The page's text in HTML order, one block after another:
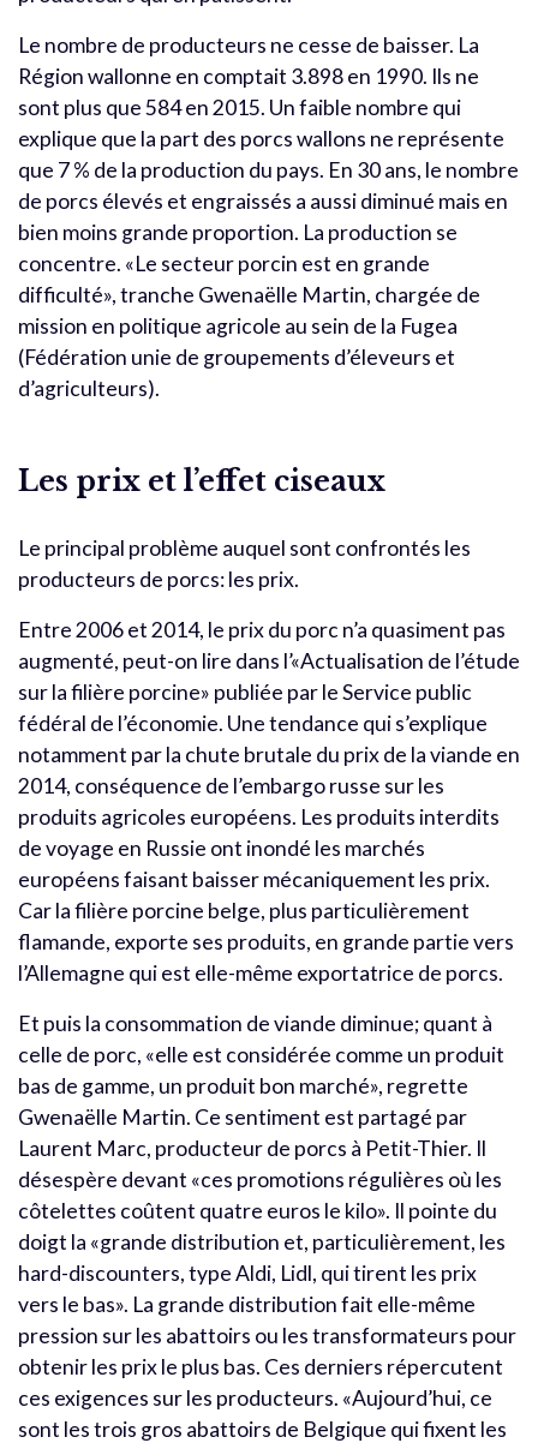
Le nombre de producteurs ne cesse de baisser. La
Région wallonne en comptait 3.898 en 1990. Ils ne
sont plus que 584 en 2015. Un faible nombre qui
explique que la part des porcs wallons ne représente
que 7 % de la production du pays. En 30 ans, le nombre
de porcs élevés et engraissés a aussi diminué mais en
bien moins grande proportion. La production se
concentre. «Le secteur porcin est en grande
difficulté», tranche Gwenaëlle Martin, chargée de
mission en politique agricole au sein de la Fugea
(Fédération unie de groupements d’éleveurs et
d’agriculteurs).
Les prix et l’effet ciseaux
Le principal problème auquel sont confrontés les
producteurs de porcs: les prix.
Entre 2006 et 2014, le prix du porc n’a quasiment pas
augmenté, peut-on lire dans l’«Actualisation de l’étude
sur la filière porcine» publiée par le Service public
fédéral de l’économie. Une tendance qui s’explique
notamment par la chute brutale du prix de la viande en
2014, conséquence de l’embargo russe sur les
produits agricoles européens. Les produits interdits
de voyage en Russie ont inondé les marchés
européens faisant baisser mécaniquement les prix.
Car la filière porcine belge, plus particulièrement
flamande, exporte ses produits, en grande partie vers
l’Allemagne qui est elle-même exportatrice de porcs.
Et puis la consommation de viande diminue; quant à
celle de porc, «elle est considérée comme un produit
bas de gamme, un produit bon marché», regrette
Gwenaëlle Martin. Ce sentiment est partagé par
Laurent Marc, producteur de porcs à Petit-Thier. Il
désespère devant «ces promotions régulières où les
côtelettes coûtent quatre euros le kilo». Il pointe du
doigt la «grande distribution et, particulièrement, les
hard-discounters, type Aldi, Lidl, qui tirent les prix
vers le bas». La grande distribution fait elle-même
pression sur les abattoirs ou les transformateurs pour
obtenir les prix le plus bas. Ces derniers répercutent
ces exigences sur les producteurs. «Aujourd’hui, ce
sont les trois gros abattoirs de Belgique qui fixent les